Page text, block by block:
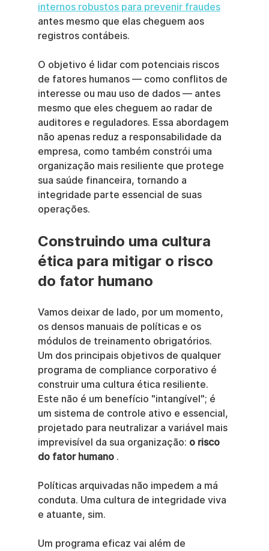
internos robustos para prevenir fraudes
antes mesmo que elas cheguem aos
registros contábeis.
O objetivo é lidar com potenciais riscos
de fatores humanos — como conflitos de
interesse ou mau uso de dados — antes
mesmo que eles cheguem ao radar de
auditores e reguladores. Essa abordagem
não apenas reduz a responsabilidade da
empresa, como também constrói uma
organização mais resiliente que protege
sua saúde financeira, tornando a
integridade parte essencial de suas
operações.
Construindo uma cultura
ética para mitigar o risco
do fator humano
Vamos deixar de lado, por um momento,
os densos manuais de políticas e os
módulos de treinamento obrigatórios.
Um dos principais objetivos de qualquer
programa de compliance corporativo é
construir uma cultura ética resiliente.
Este não é um benefício "intangível"; é
um sistema de controle ativo e essencial,
projetado para neutralizar a variável mais
imprevisível da sua organização: o risco
do fator humano .
Políticas arquivadas não impedem a má
conduta. Uma cultura de integridade viva
e atuante, sim.
Um programa eficaz vai além de